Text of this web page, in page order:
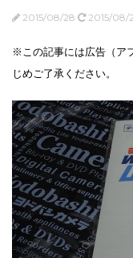
2015/08/28 2015/08/
※この記事には広告（ア
じめご了承ください。